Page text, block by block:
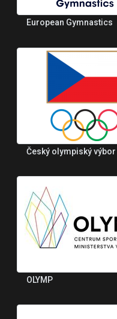
European Gymnastics
Český olympiský výbor
OLYMP